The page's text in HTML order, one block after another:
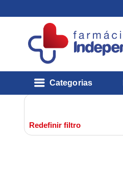
Categorias
Redefinir filtro